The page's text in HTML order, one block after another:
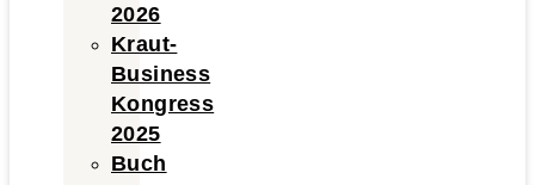
2026
Kraut-
Business
Kongress
2025
Buch